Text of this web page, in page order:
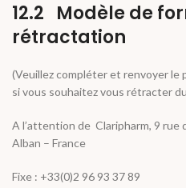
12.2 Modèle de
rétractation
(Veuillez compléter et renvoyer
si vous souhaitez vous rétracter
A l’attention de Claripharm, 9 rue
Alban – France
Fixe : +33(0)2 96 93 37 89